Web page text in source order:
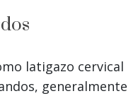
latigazo cervical
generalmente